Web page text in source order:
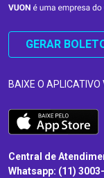
GERAR
BAIXE O APLICATIVO
Central de
Whatsapp: (11)